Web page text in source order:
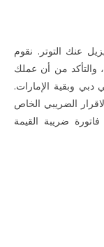
عنك التوتر. نقوم
من أن عملك
دبي وبقية الإمارات.
الضريبي الخاص
ضريبة القيمة